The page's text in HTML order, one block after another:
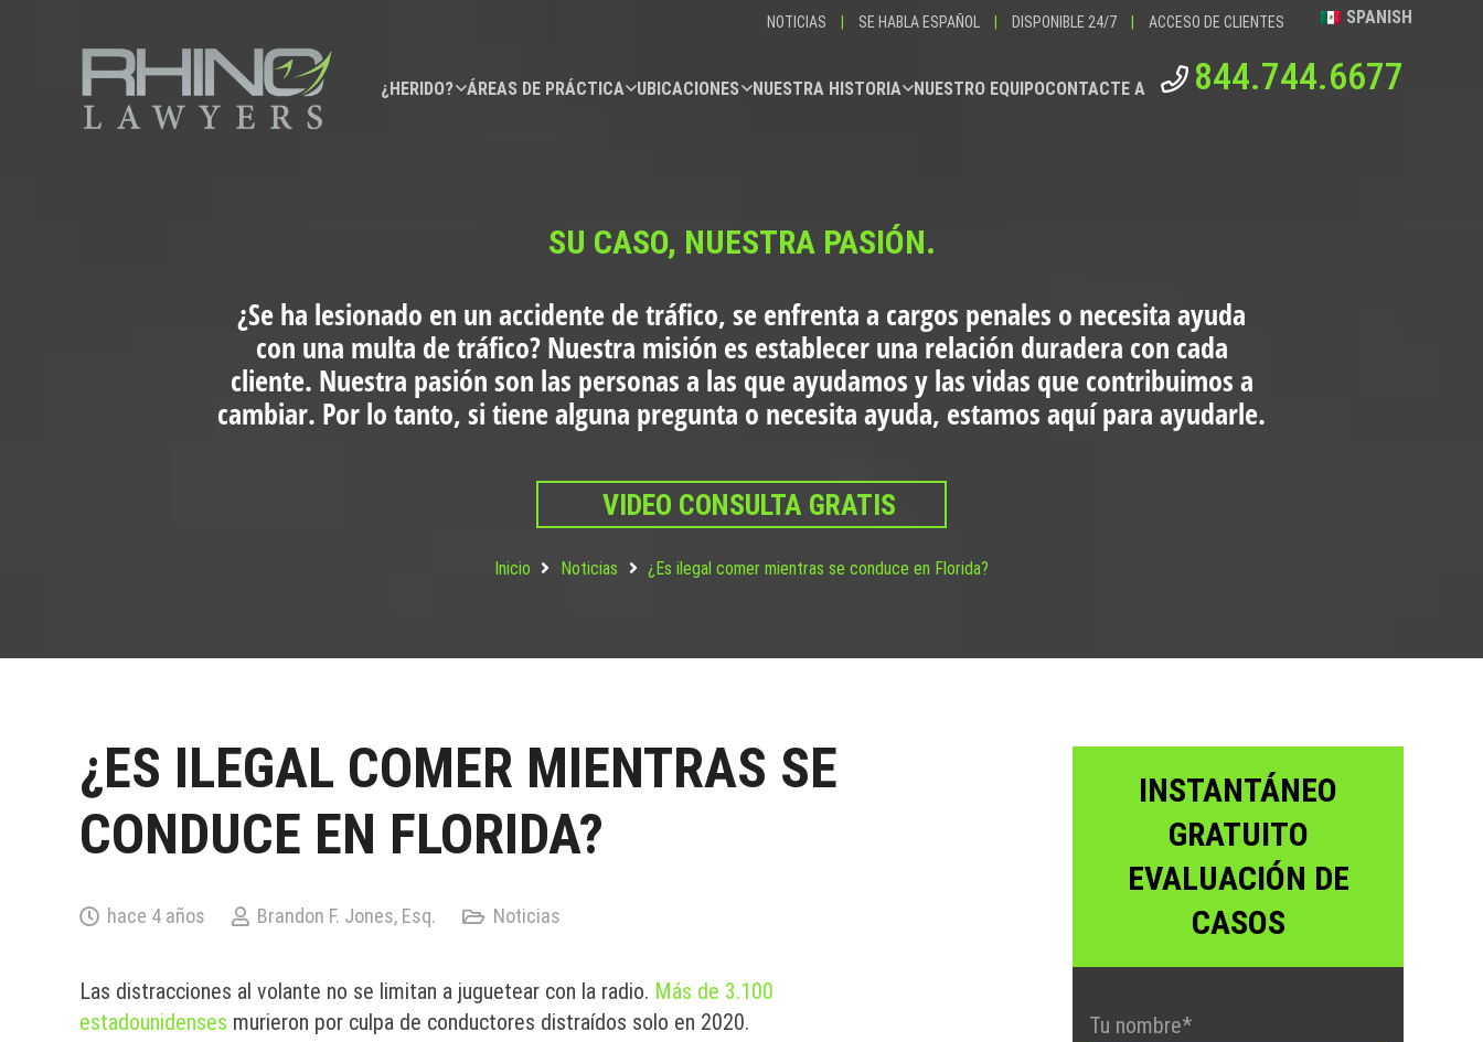
NOTICIAS | SE HABLA ESPAÑOL | DISPONIBLE 24/7 | ACCESO DE CLIENTES SPANISH
¿HERIDO? ÁREAS DE PRÁCTICA UBICACIONES NUESTRA HISTORIA NUESTRO EQUIPOCONTACTE A 844.744.6677
SU CASO, NUESTRA PASIÓN.
¿Se ha lesionado en un accidente de tráfico, se enfrenta a cargos penales o necesita ayuda
con una multa de tráfico?Nuestra misión es establecer una relación duradera con cada
cliente. Nuestra pasión son las personas a las que ayudamos y las vidas que contribuimos a
cambiar. Por lo tanto, si tiene alguna pregunta o necesita ayuda, estamos aquí para ayudarle.
VIDEO CONSULTA GRATIS
Inicio Noticias ¿Es ilegal comer mientras se conduce en Florida?
¿ES ILEGAL COMER MIENTRAS SE
CONDUCE EN FLORIDA?
hace 4 años Brandon F. Jones, Esq. Noticias
Las distracciones al volante no se limitan a juguetear con la radio. Más de 3.100
estadounidenses murieron por culpa de conductores distraídos solo en 2020.
INSTANTÁNEO
GRATUITO
EVALUACIÓN DE
CASOS